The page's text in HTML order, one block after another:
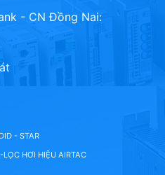
- CN Đồng Nai:
- STAR
HƠI HIỆU AIRTAC